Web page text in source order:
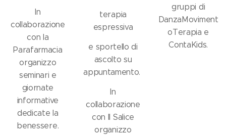
In
collaborazione
con la
Parafarmacia
organizzo
seminari e
giornate
informative
dedicate la
benessere.
terapia
espressiva
e sportello di
ascolto su
appuntamento.
In
collaborazione
con Il Salice
organizzo
gruppi di
DanzaMoviment
oTerapia e
ContaKids.